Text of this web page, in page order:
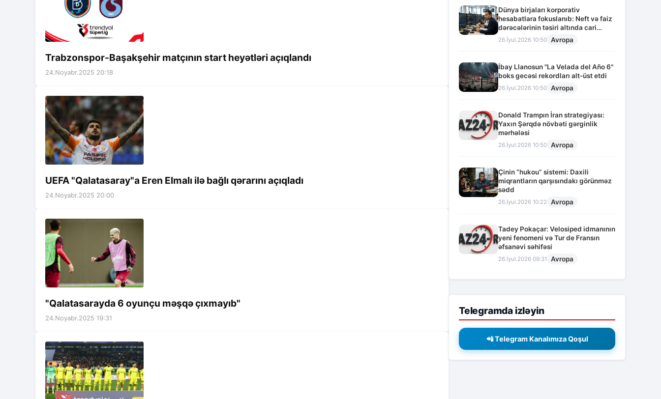
Trabzonspor-Başakşehir matçının start heyətləri açıqlandı
24.Noyabr.2025 20:18
UEFA "Qalatasaray"a Eren Elmalı ilə bağlı qərarını açıqladı
24.Noyabr.2025 20:00
"Qalatasarayda 6 oyunçu məşqə çıxmayıb"
24.Noyabr.2025 19:31
Dünya birjaları korporativ
hesabatlara fokuslanıb: Neft və faiz
dərəcələrinin təsiri altında cari
vəziyyət
26.İyul.2026 10:50 Avropa
İbay Llanosun "La Velada del Año 6"
boks gecəsi rekordları alt-üst etdi
26.İyul.2026 10:50 Avropa
Donald Trampın İran strategiyası:
Yaxın Şərqdə növbəti gərginlik
mərhələsi
26.İyul.2026 10:50 Avropa
Çinin “hukou” sistemi: Daxili
miqrantların qarşısındakı görünməz
sədd
26.İyul.2026 10:22 Avropa
Tadey Pokaçar: Velosiped idmanının
yeni fenomeni və Tur de Fransın
əfsanəvi səhifəsi
26.İyul.2026 09:31 Avropa
Telegramda izləyin
📲 Telegram Kanalımıza Qoşul